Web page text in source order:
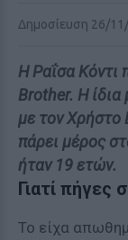
Δημοσίευση 26/
Η Ραΐσα
Brother. Η ίδια
με τον Χρήστο
πάρει μέρος
ήταν 19 ετών.
Γιατί πήγες
Το είχα